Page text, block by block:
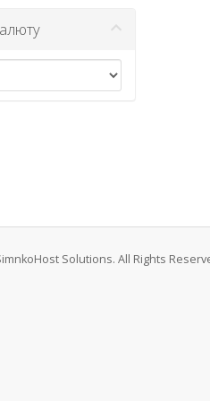
Solutions. All Rights